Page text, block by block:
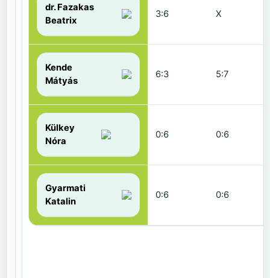
dr. Fazakas
Beatrix
3:6 X
Kende
Mátyás
6:3 5:7
Külkey
Nóra
0:6 0:6
Gyarmati
Katalin
0:6 0:6